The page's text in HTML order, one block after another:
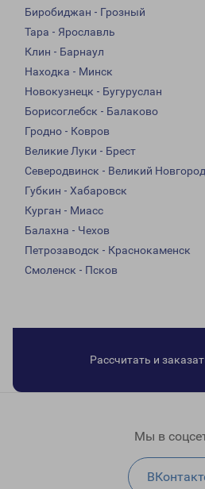
Биробиджан - Грозный
Тара - Ярославль
Клин - Барнаул
Находка - Минск
Новокузнецк - Бугуруслан
Борисоглебск - Балаково
Гродно - Ковров
Великие Луки - Брест
Северодвинск - Великий Новгород
Губкин - Хабаровск
Курган - Миасс
Балахна - Чехов
Петрозаводск - Краснокаменск
Смоленск - Псков
Рассчитать и
Мы в